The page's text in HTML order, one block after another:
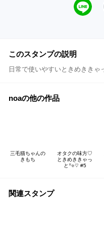
このスタンプの説明
日常で使いやすいときめきき
noaの他の作品
三毛猫ちゃんの
きもち
オタクの味方♡
ときめききゃっ
と꙳⟡♡ #5
関連スタンプ